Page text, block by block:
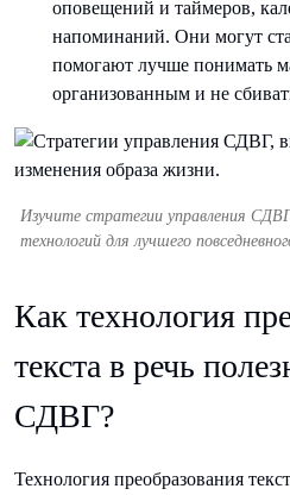
оповещений и таймеров,
напоминаний. Они могут
помогают лучше понимать
организованным и не
Изучите стратегии управления
технологий для лучшего
Как технология
текста в речь
СДВГ?
Технология преобразования